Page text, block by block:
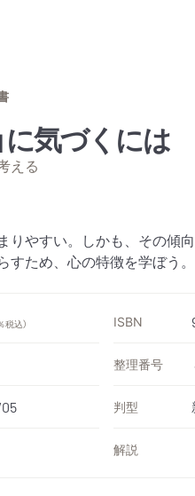
に気づくには
える
りやすい。しかも、その傾
すため、心の特徴を学ぼう。
税込） ISBN
整理番号
判型
解説